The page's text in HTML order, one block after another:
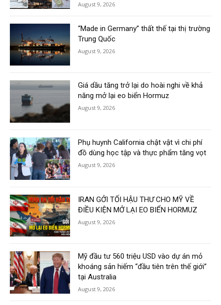
August 9, 2026
“Made in Germany” thất thế tại thị trường
Trung Quốc
August 9, 2026
Giá dầu tăng trở lại do hoài nghi về khả
năng mở lại eo biển Hormuz
August 9, 2026
Phụ huynh California chật vật vì chi phí
đồ dùng học tập và thực phẩm tăng vọt
August 9, 2026
IRAN GỞI TỐI HẬU THƯ CHO MỸ VỀ
ĐIỀU KIỆN MỞ LẠI EO BIỂN HORMUZ
August 9, 2026
Mỹ đầu tư 560 triệu USD vào dự án mỏ
khoáng sản hiếm “đầu tiên trên thế giới”
tại Australia
August 9, 2026